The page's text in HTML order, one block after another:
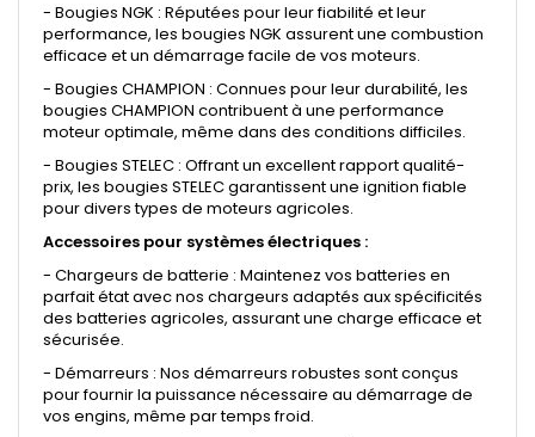
- Bougies NGK : Réputées pour leur fiabilité et leur
performance, les bougies NGK assurent une combustion
efficace et un démarrage facile de vos moteurs.
- Bougies CHAMPION : Connues pour leur durabilité, les
bougies CHAMPION contribuent à une performance
moteur optimale, même dans des conditions difficiles.
- Bougies STELEC : Offrant un excellent rapport qualité-
prix, les bougies STELEC garantissent une ignition fiable
pour divers types de moteurs agricoles.
Accessoires pour systèmes électriques :
- Chargeurs de batterie : Maintenez vos batteries en
parfait état avec nos chargeurs adaptés aux spécificités
des batteries agricoles, assurant une charge efficace et
sécurisée.
- Démarreurs : Nos démarreurs robustes sont conçus
pour fournir la puissance nécessaire au démarrage de
vos engins, même par temps froid.